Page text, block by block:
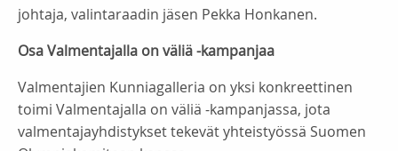
johtaja, valintaraadin jäsen Pekka Honkanen.
Osa Valmentajalla on väliä -kampanjaa
Valmentajien Kunniagalleria on yksi konkreettinen
toimi Valmentajalla on väliä -kampanjassa, jota
valmentajayhdistykset tekevät yhteistyössä Suomen